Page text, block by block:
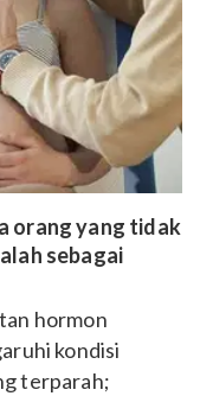
orang yang tidak
sebagai
hormon
kondisi
terparah;